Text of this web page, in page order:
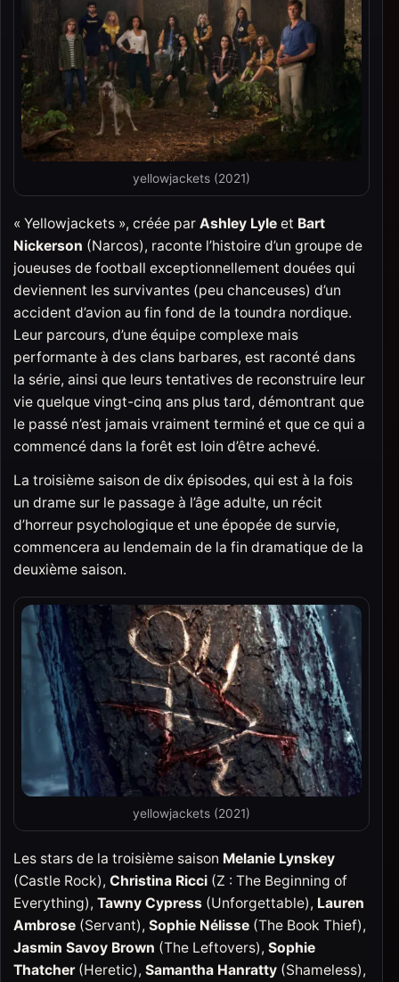
yellowjackets (2021)
« Yellowjackets », créée par Ashley Lyle et Bart
Nickerson (Narcos), raconte l’histoire d’un groupe de
joueuses de football exceptionnellement douées qui
deviennent les survivantes (peu chanceuses) d’un
accident d’avion au fin fond de la toundra nordique.
Leur parcours, d’une équipe complexe mais
performante à des clans barbares, est raconté dans
la série, ainsi que leurs tentatives de reconstruire leur
vie quelque vingt-cinq ans plus tard, démontrant que
le passé n’est jamais vraiment terminé et que ce qui a
commencé dans la forêt est loin d’être achevé.
La troisième saison de dix épisodes, qui est à la fois
un drame sur le passage à l’âge adulte, un récit
d’horreur psychologique et une épopée de survie,
commencera au lendemain de la fin dramatique de la
deuxième saison.
yellowjackets (2021)
Les stars de la troisième saison Melanie Lynskey
(Castle Rock), Christina Ricci (Z : The Beginning of
Everything), Tawny Cypress (Unforgettable), Lauren
Ambrose (Servant), Sophie Nélisse (The Book Thief),
Jasmin Savoy Brown (The Leftovers), Sophie
Thatcher(Heretic), Samantha Hanratty (Shameless),